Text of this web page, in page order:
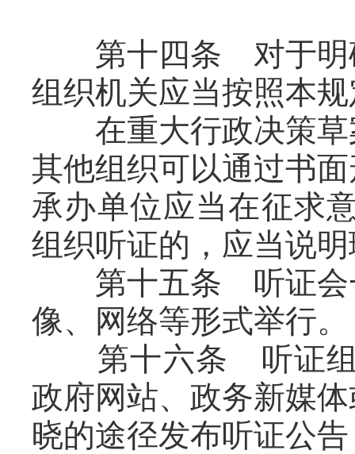
第十四条 对于明确
组织机关应当按照本
在重大行政决策草
其他组织可以通过书
承办单位应当在征求
组织听证的，应当说
第十五条 听证会一
像、网络等形式举行。
第十六条 听证组
政府网站、政务新媒
晓的途径发布听证公